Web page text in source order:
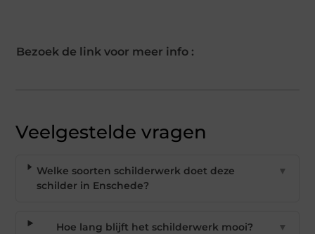
Bezoek de link voor meer info :
Veelgestelde vragen
Welke soorten schilderwerk doet deze
schilder in Enschede?
▼
Hoe lang blijft het schilderwerk mooi? ▼